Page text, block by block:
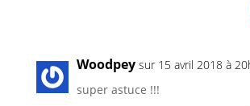
Woodpey sur 15 avril 2018 à
super astuce !!!